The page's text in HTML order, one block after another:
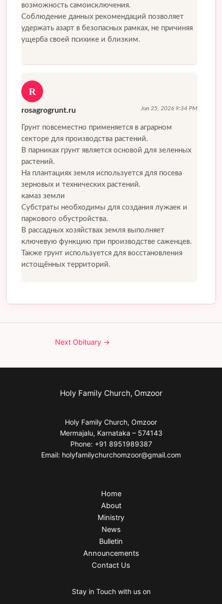
возможность самоисключения.
Соблюдение данных рекомендаций позволяет
удержать азарт в безопасных рамках, не причиняя
ущерба своей психике и близким.
R
rosagrogrunt.ru Jun 25, 2026 9:34 PM
Грунт повсеместно применяется в аграрном
секторе для производства растений.
В парниках грунт является основой для зеленных
растений.
На плантациях земля используется для посева
зерновых и технических растений.
камаз земли
Субстраты необходимы для создания лужаек и
паркового обустройства.
В рассадных хозяйствах земля выполняет
ключевую функцию при производстве саженцев.
Также грунт используется для восстановления
истощённых территорий.
Next Obituary →
Holy Family Church, Omzoor
Holy Family Church, Omzoor
Mermajalu, Karnataka – 574143
Phone: +91 8951989387
Email: holyfamilychurchomzoor@gmail.com
Home
About
Ministry
News
Bulletin
Announcements
Contact Us
Stay in Touch with us on